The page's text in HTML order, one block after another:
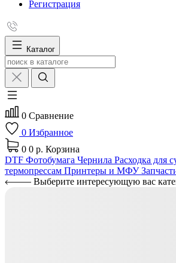
Регистрация
Каталог
0 Сравнение
0 Избранное
0 0 р. Корзина
DTF Фотобумага Чернила Расходка для
термопрессам Принтеры и МФУ
Выберите интересующую вас